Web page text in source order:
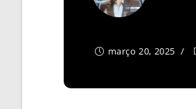
março 20, 2025